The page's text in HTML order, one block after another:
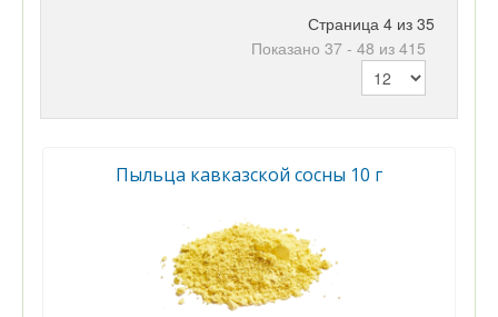
Страница 4 из 35
Показано 37 - 48 из 415
Пыльца кавказской сосны 10 г